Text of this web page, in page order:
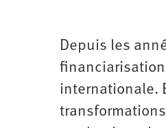
Depuis les
internationale.